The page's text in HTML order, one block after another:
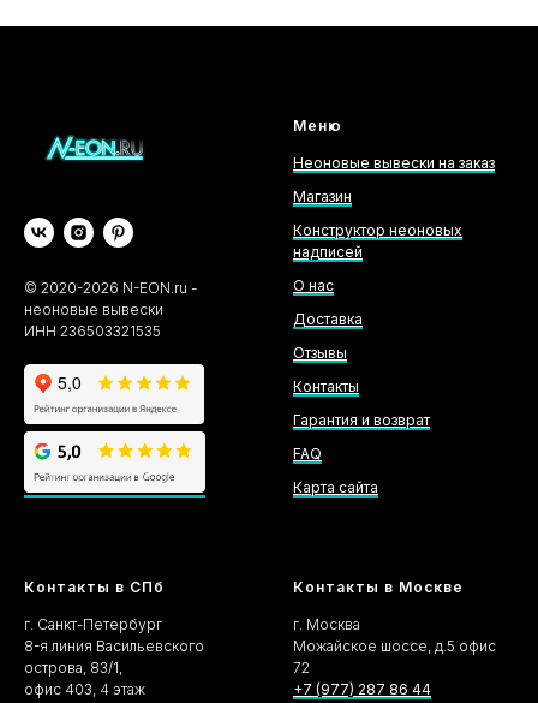
© 2020-2026 N-EON.ru -
неоновые вывески
ИНН 236503321535
Меню
Неоновые вывески на заказ
Магазин
Конструктор неоновых
надписей
О нас
Доставка
Отзывы
Контакты
Гарантия и возврат
FAQ
Карта сайта
Контакты в СПб
г. Санкт-Петербург
8-я линия Васильевского
острова, 83/1,
офис 403, 4 этаж
Контакты в Москве
г. Москва
Можайское шоссе, д.5 офис
72
+7 (977) 287 86 44